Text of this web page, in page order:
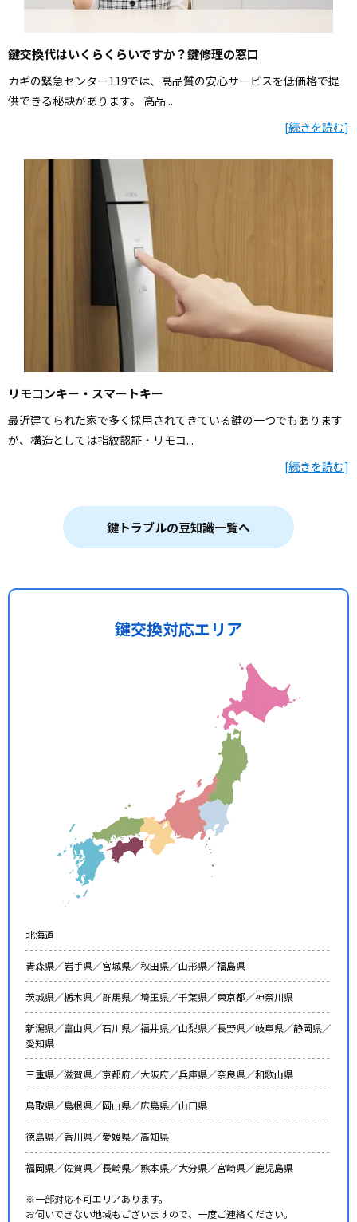
鍵交換代はいくらくらいですか？鍵修理の窓口
カギの緊急センター119では、高品質の安心サービスを低価格で提
供できる秘訣があります。 高品...
[続きを読む]
リモコンキー・スマートキー
最近建てられた家で多く採用されてきている鍵の一つでもあります
が、構造としては指紋認証・リモコ...
[続きを読む]
鍵トラブルの豆知識一覧へ
鍵交換対応エリア
※一部対応不可エリアあります。
お伺いできない地域もございますので、一度ご連絡ください。
北海道
青森県／岩手県／宮城県／秋田県／山形県／福島県
茨城県／栃木県／群馬県／埼玉県／千葉県／東京都／神奈川県
新潟県／富山県／石川県／福井県／山梨県／長野県／岐阜県／静岡県／
愛知県
三重県／滋賀県／京都府／大阪府／兵庫県／奈良県／和歌山県
鳥取県／島根県／岡山県／広島県／山口県
徳島県／香川県／愛媛県／高知県
福岡県／佐賀県／長崎県／熊本県／大分県／宮崎県／鹿児島県